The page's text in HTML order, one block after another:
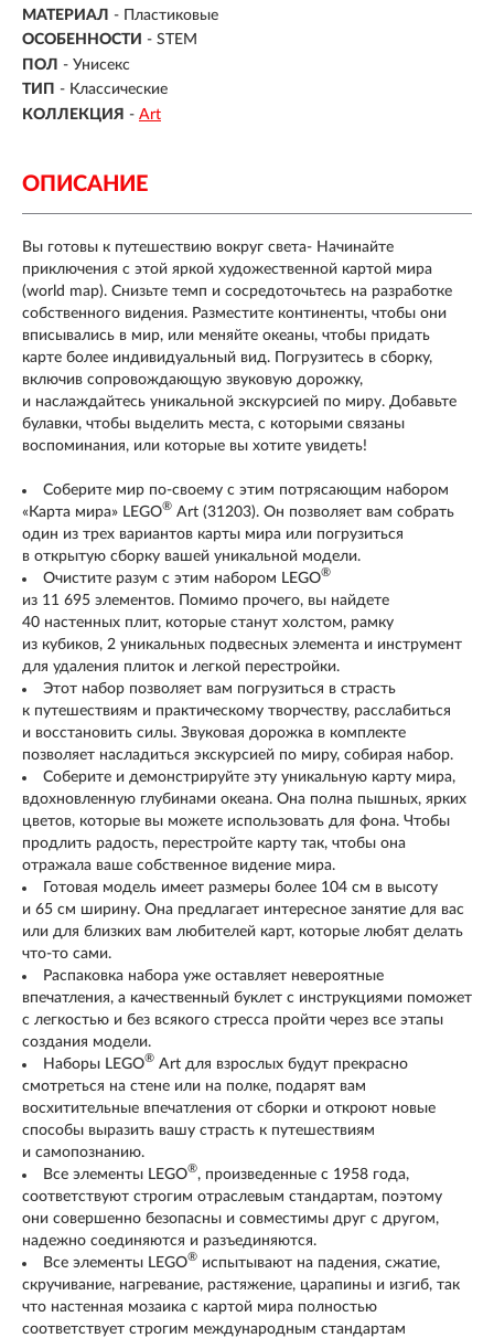
МАТЕРИАЛ - Пластиковые
ОСОБЕННОСТИ - STEM
ПОЛ - Унисекс
ТИП - Классические
КОЛЛЕКЦИЯ - Art
ОПИСАНИЕ
Вы готовы к путешествию вокруг света- Начинайте
приключения с этой яркой художественной картой мира
(world map). Снизьте темп и сосредоточьтесь на разработке
собственного видения. Разместите континенты, чтобы они
вписывались в мир, или меняйте океаны, чтобы придать
карте более индивидуальный вид. Погрузитесь в сборку,
включив сопровождающую звуковую дорожку,
и наслаждайтесь уникальной экскурсией по миру. Добавьте
булавки, чтобы выделить места, с которыми связаны
воспоминания, или которые вы хотите увидеть!
Соберите мир по-своему с этим потрясающим набором
«Карта мира» LEGO® Art (31203). Он позволяет вам собрать
один из трех вариантов карты мира или погрузиться
в открытую сборку вашей уникальной модели.
Очистите разум с этим набором LEGO®
из 11 695 элементов. Помимо прочего, вы найдете
40 настенных плит, которые станут холстом, рамку
из кубиков, 2 уникальных подвесных элемента и инструмент
для удаления плиток и легкой перестройки.
Этот набор позволяет вам погрузиться в страсть
к путешествиям и практическому творчеству, расслабиться
и восстановить силы. Звуковая дорожка в комплекте
позволяет насладиться экскурсией по миру, собирая набор.
Соберите и демонстрируйте эту уникальную карту мира,
вдохновленную глубинами океана. Она полна пышных, ярких
цветов, которые вы можете использовать для фона. Чтобы
продлить радость, перестройте карту так, чтобы она
отражала ваше собственное видение мира.
Готовая модель имеет размеры более 104 см в высоту
и 65 см ширину. Она предлагает интересное занятие для вас
или для близких вам любителей карт, которые любят делать
что-то сами.
Распаковка набора уже оставляет невероятные
впечатления, а качественный буклет с инструкциями поможет
с легкостью и без всякого стресса пройти через все этапы
создания модели.
Наборы LEGO® Art для взрослых будут прекрасно
смотреться на стене или на полке, подарят вам
восхитительные впечатления от сборки и откроют новые
способы выразить вашу страсть к путешествиям
и самопознанию.
Все элементы LEGO®, произведенные с 1958 года,
соответствуют строгим отраслевым стандартам, поэтому
они совершенно безопасны и совместимы друг с другом,
надежно соединяются и разъединяются.
Все элементы LEGO® испытывают на падения, сжатие,
скручивание, нагревание, растяжение, царапины и изгиб, так
что настенная мозаика с картой мира полностью
соответствует строгим международным стандартам